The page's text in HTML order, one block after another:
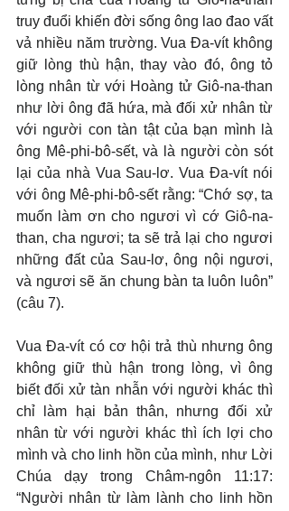
truy đuổi khiến đời sống ông lao đao vất
vả nhiều năm trường. Vua Đa-vít không
giữ lòng thù hận, thay vào đó, ông tỏ
lòng nhân từ với Hoàng tử Giô-na-than
như lời ông đã hứa, mà đối xử nhân từ
với người con tàn tật của bạn mình là
ông Mê-phi-bô-sết, và là người còn sót
lại của nhà Vua Sau-lơ. Vua Đa-vít nói
với ông Mê-phi-bô-sết rằng: “Chớ sợ, ta
muốn làm ơn cho ngươi vì cớ Giô-na-
than, cha ngươi; ta sẽ trả lại cho ngươi
những đất của Sau-lơ, ông nội ngươi,
và ngươi sẽ ăn chung bàn ta luôn luôn”
(câu 7).
Vua Đa-vít có cơ hội trả thù nhưng ông
không giữ thù hận trong lòng, vì ông
biết đối xử tàn nhẫn với người khác thì
chỉ làm hại bản thân, nhưng đối xử
nhân từ với người khác thì ích lợi cho
mình và cho linh hồn của mình, như Lời
Chúa dạy trong Châm-ngôn 11:17:
“Người nhân từ làm lành cho linh hồn